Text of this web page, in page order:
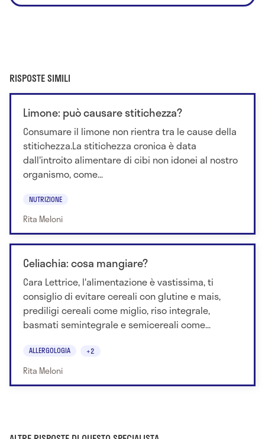
RISPOSTE SIMILI
Limone: può causare stitichezza?
Consumare il limone non rientra tra le cause della
stitichezza.La stitichezza cronica è data
dall'introito alimentare di cibi non idonei al nostro
organismo, come...
NUTRIZIONE
Rita Meloni
Celiachia: cosa mangiare?
Cara Lettrice, l'alimentazione è vastissima, ti
consiglio di evitare cereali con glutine e mais,
prediligi cereali come miglio, riso integrale,
basmati semintegrale e semicereali come...
ALLERGOLOGIA +2
Rita Meloni